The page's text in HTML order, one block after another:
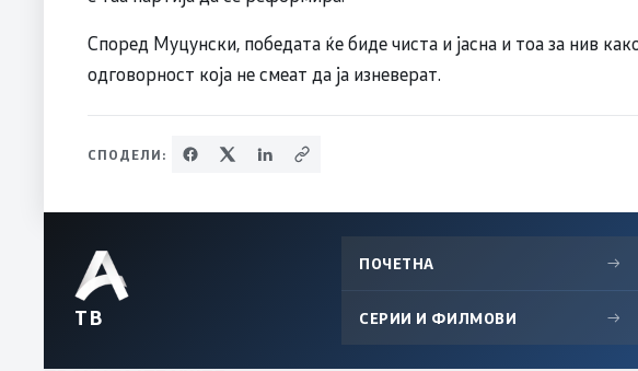
Според Муцунски, победата ќе биде чиста и јасна и тоа за нив
одговорност која не смеат да ја изневерат.
СПОДЕЛИ:
ТВ
ПОЧЕТНА →
СЕРИИ И ФИЛМОВИ →